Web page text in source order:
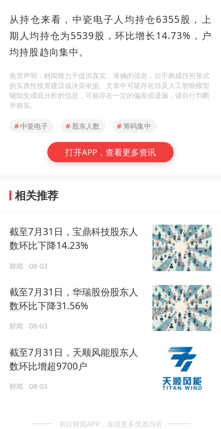
从持仓来看，中瓷电子人均持仓6355股，上
期人均持仓为5539股，环比增长14.73%，户
均持股趋向集中。
免责声明：财闻致力于提供真实、准确的信息，但不构成任何形式
的实质性投资建议或决策依据。文章中可能存在涉及人工智能模型
辅助生成或分析的信息，可能存在一定的偏差或遗漏，请自行判断
并核实。
#中瓷电子 # 股东人数 # 筹码集中
打开APP，查看更多资讯
相关推荐
截至7月31日，宝鼎科技股东人
数环比下降14.23%
财闻 08-03
截至7月31日，华瑞股份股东人
数环比下降31.56%
财闻 08-03
截至7月31日，天顺风能股东人
数环比增超9700户
财闻 08-03
前往财闻APP，发现更多优质内容